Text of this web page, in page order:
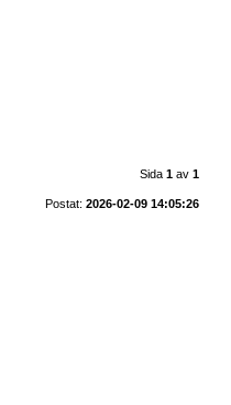
Sida 1av 1
Postat: 2026-02-09 14:05:26